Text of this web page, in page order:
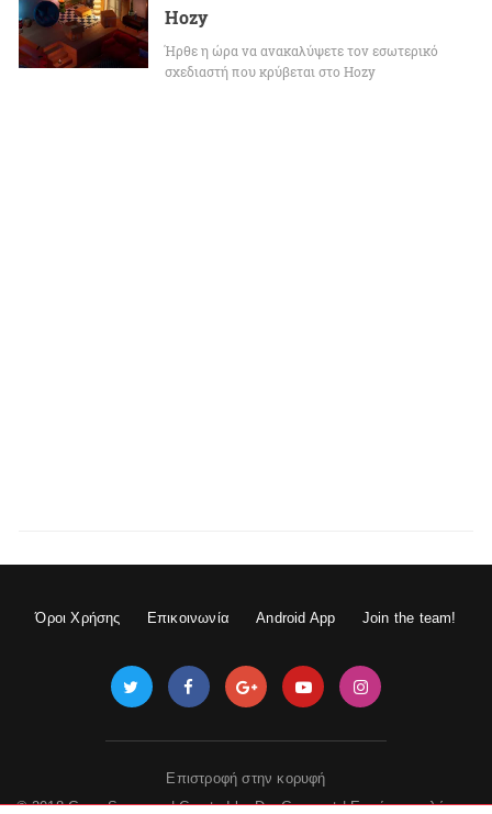
Hozy
Ήρθε η ώρα να ανακαλύψετε τον εσωτερικό
σχεδιαστή που κρύβεται στο Hozy
Όροι Χρήσης Επικοινωνία Android App Join the team!
Επιστροφή στην κορυφή
© 2018 GameSpace.gr | Created byDevGuru.net|Εμφάνιση πλήρους